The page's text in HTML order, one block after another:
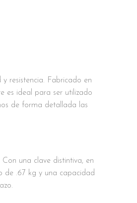
resistencia. Fabricado en
es ideal para ser utilizado
de forma detallada las
una clave distintiva, en
de .67 kg y una capacidad